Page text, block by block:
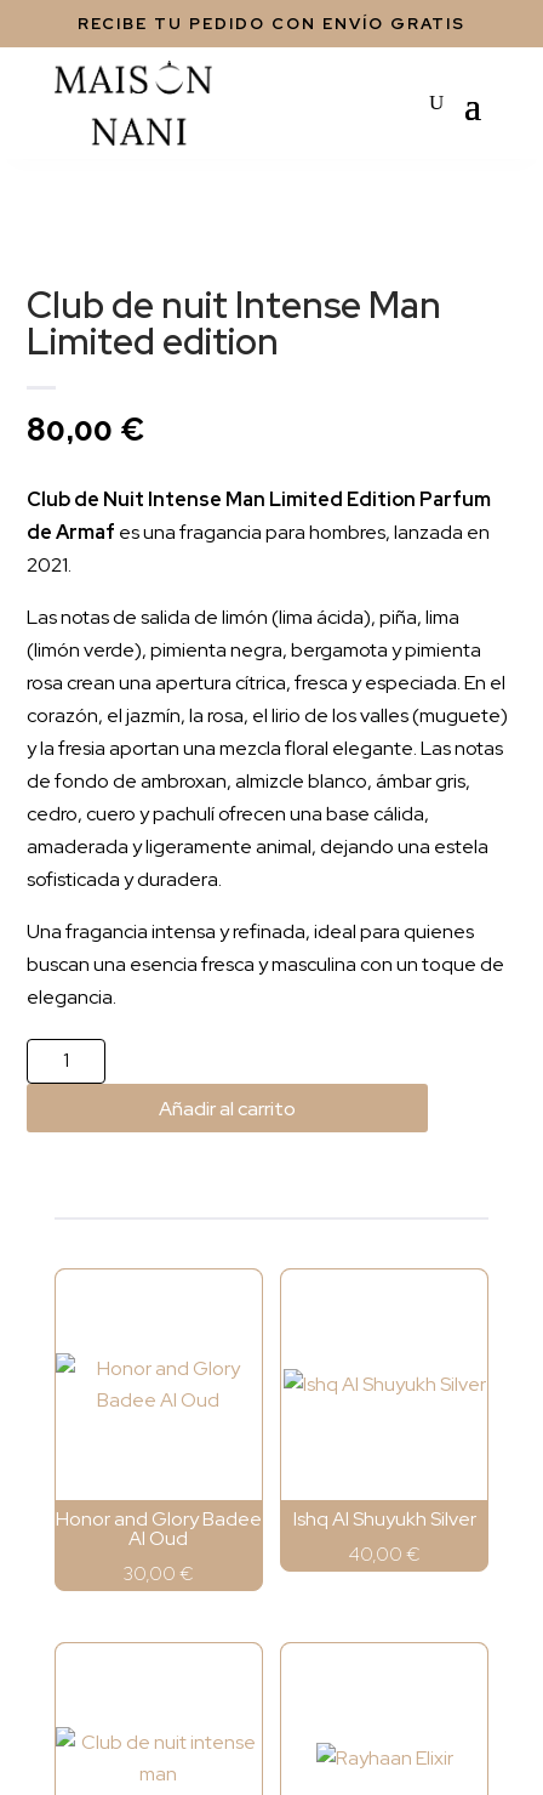
RECIBE TU PEDIDO CON ENVÍO GRATIS
Club de nuit Intense Man
Limited edition
80,00 €
Club de Nuit Intense Man Limited Edition Parfum
de Armaf es una fragancia para hombres, lanzada en
2021.
Las notas de salida de limón (lima ácida), piña, lima
(limón verde), pimienta negra, bergamota y pimienta
rosa crean una apertura cítrica, fresca y especiada. En el
corazón, el jazmín, la rosa, el lirio de los valles (muguete)
y la fresia aportan una mezcla floral elegante. Las notas
de fondo de ambroxan, almizcle blanco, ámbar gris,
cedro, cuero y pachulí ofrecen una base cálida,
amaderada y ligeramente animal, dejando una estela
sofisticada y duradera.
Una fragancia intensa y refinada, ideal para quienes
buscan una esencia fresca y masculina con un toque de
elegancia.
Club
de
cantidad
Añadir al carrito
Honor and Glory Badee
Al Oud
30,00€
Ishq Al Shuyukh Silver
40,00 €